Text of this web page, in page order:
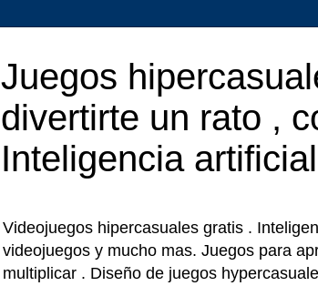
Juegos
divertirte un rato ,
Inteligencia artificial
Videojuegos hipercasuales gratis .
videojuegos y mucho mas. Juegos para
multiplicar . Diseño de juegos